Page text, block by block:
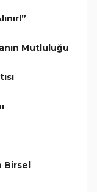
Mutluluğu
Birsel